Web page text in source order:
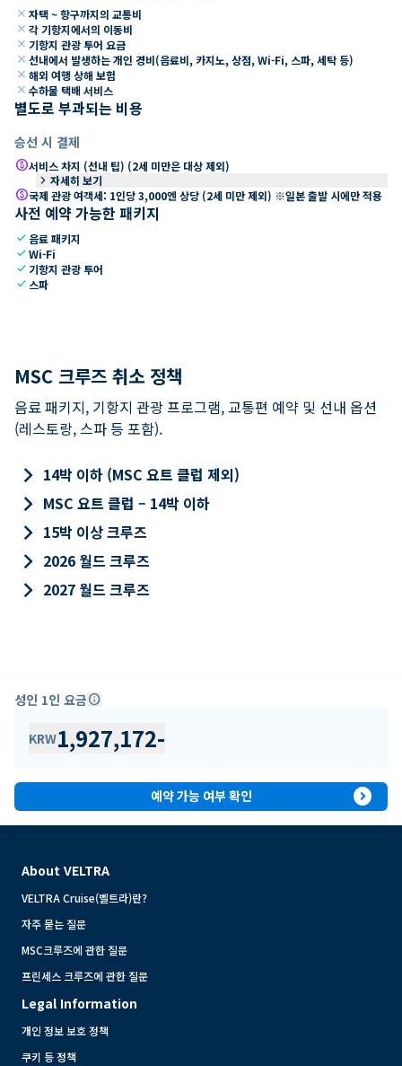
close 자택 ~ 항구까지의 교통비
close 각 기항지에서의 이동비
close 기항지 관광 투어 요금
close 선내에서 발생하는 개인 경비(음료비, 카지노, 상점, Wi-Fi, 스파, 세탁 등)
close 해외 여행 상해 보험
close 수하물 택배 서비스
별도로 부과되는 비용
승선 시 결제
paid서비스 차지 (선내 팁) (2세 미만은 대상 제외)
keyboard_arrow_right 자세히 보기
paid국제 관광 여객세: 1인당 3,000엔 상당 (2세 미만 제외) ※일본 출발 시에만 적용
사전 예약 가능한 패키지
check 음료 패키지
checkWi-Fi
check 기항지 관광 투어
check 스파
MSC 크루즈 취소 정책
음료 패키지, 기항지 관광 프로그램, 교통편 예약 및 선내 옵션
(레스토랑, 스파 등 포함).
keyboard_arrow_right 14박 이하 (MSC 요트 클럽 제외)
keyboard_arrow_right MSC 요트 클럽 – 14박 이하
keyboard_arrow_right 15박 이상 크루즈
keyboard_arrow_right 2026 월드 크루즈
keyboard_arrow_right 2027 월드 크루즈
성인 1인 요금info
KRW1,927,172-
예약 가능 여부 확인 expand_circle_right
About VELTRA
VELTRA Cruise(벨트라)란?
자주 묻는 질문
MSC크루즈에 관한 질문
프린세스 크루즈에 관한 질문
Legal Information
개인 정보 보호 정책
쿠키 등 정책